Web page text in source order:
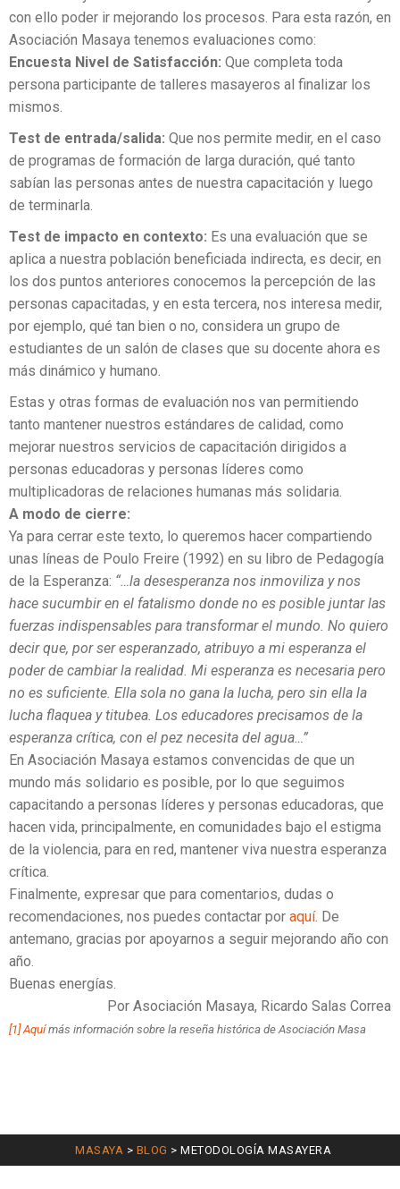
con ello poder ir mejorando los procesos. Para esta razón, en
Asociación Masaya tenemos evaluaciones como:
Encuesta Nivel de Satisfacción: Que completa toda
persona participante de talleres masayeros al finalizar los
mismos.
Test de entrada/salida: Que nos permite medir, en el caso
de programas de formación de larga duración, qué tanto
sabían las personas antes de nuestra capacitación y luego
de terminarla.
Test de impacto en contexto: Es una evaluación que se
aplica a nuestra población beneficiada indirecta, es decir, en
los dos puntos anteriores conocemos la percepción de las
personas capacitadas, y en esta tercera, nos interesa medir,
por ejemplo, qué tan bien o no, considera un grupo de
estudiantes de un salón de clases que su docente ahora es
más dinámico y humano.
Estas y otras formas de evaluación nos van permitiendo
tanto mantener nuestros estándares de calidad, como
mejorar nuestros servicios de capacitación dirigidos a
personas educadoras y personas líderes como
multiplicadoras de relaciones humanas más solidaria.
A modo de cierre:
Ya para cerrar este texto, lo queremos hacer compartiendo
unas líneas de Poulo Freire (1992) en su libro de Pedagogía
de la Esperanza: “…la desesperanza nos inmoviliza y nos
hace sucumbir en el fatalismo donde no es posible juntar las
fuerzas indispensables para transformar el mundo. No quiero
decir que, por ser esperanzado, atribuyo a mi esperanza el
poder de cambiar la realidad. Mi esperanza es necesaria pero
no es suficiente. Ella sola no gana la lucha, pero sin ella la
lucha flaquea y titubea. Los educadores precisamos de la
esperanza crítica, con el pez necesita del agua…”
En Asociación Masaya estamos convencidas de que un
mundo más solidario es posible, por lo que seguimos
capacitando a personas líderes y personas educadoras, que
hacen vida, principalmente, en comunidades bajo el estigma
de la violencia, para en red, mantener viva nuestra esperanza
crítica.
Finalmente, expresar que para comentarios, dudas o
recomendaciones, nos puedes contactar por aquí. De
antemano, gracias por apoyarnos a seguir mejorando año con
año.
Buenas energías.
Por Asociación Masaya, Ricardo Salas Correa
[1] Aquímás información sobre la reseña histórica de Asociación Masa
MASAYA > BLOG > METODOLOGÍA MASAYERA